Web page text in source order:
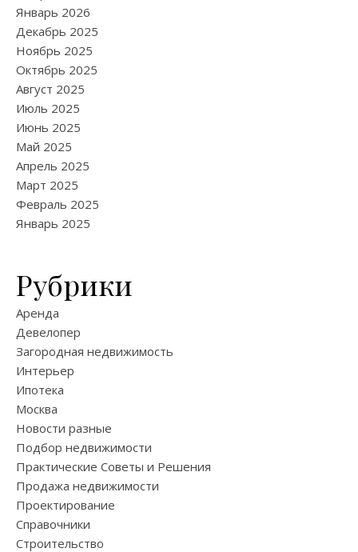
Январь 2026
Декабрь 2025
Ноябрь 2025
Октябрь 2025
Август 2025
Июль 2025
Июнь 2025
Май 2025
Апрель 2025
Март 2025
Февраль 2025
Январь 2025
Рубрики
Аренда
Девелопер
Загородная недвижимость
Интерьер
Ипотека
Москва
Новости разные
Подбор недвижимости
Практические Советы и Решения
Продажа недвижимости
Проектирование
Справочники
Строительство